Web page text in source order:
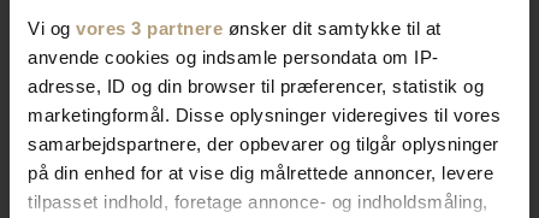
Vi og vores 3 partnere ønsker dit samtykke til at
anvende cookies og indsamle persondata om IP-
adresse, ID og din browser til præferencer, statistik og
marketingformål. Disse oplysninger videregives til vores
samarbejdspartnere, der opbevarer og tilgår oplysninger
på din enhed for at vise dig målrettede annoncer, levere
tilpasset indhold, foretage annonce- og indholdsmåling,